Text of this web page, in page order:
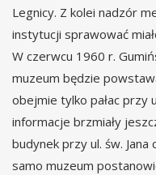
Legnicy. Z kolei nadzór
instytucji sprawować
W czerwcu 1960 r.
muzeum będzie
obejmie tylko pałac przy
informacje brzmiały
budynek przy ul. św. Jana
samo muzeum